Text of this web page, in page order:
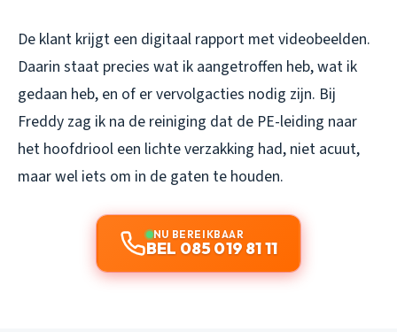
De klant krijgt een digitaal rapport met videobeelden.
Daarin staat precies wat ik aangetroffen heb, wat ik
gedaan heb, en of er vervolgacties nodig zijn. Bij
Freddy zag ik na de reiniging dat de PE-leiding naar
het hoofdriool een lichte verzakking had, niet acuut,
maar wel iets om in de gaten te houden.
NU BEREIKBAAR
BEL 085 019 81 11